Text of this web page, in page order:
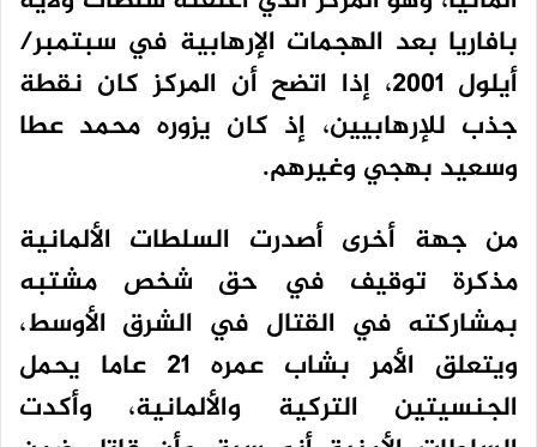
بافاريا بعد الهجمات الإرهابية في سبتمبر/
أيلول 2001، إذا اتضح أن المركز كان نقطة
جذب للإرهابيين، إذ كان يزوره محمد عطا
وسعيد بهجي وغيرهم.
من جهة أخرى أصدرت السلطات الألمانية
مذكرة توقيف في حق شخص مشتبه
بمشاركته في القتال في الشرق الأوسط،
ويتعلق الأمر بشاب عمره 21 عاما يحمل
الجنسيتين التركية والألمانية، وأكدت